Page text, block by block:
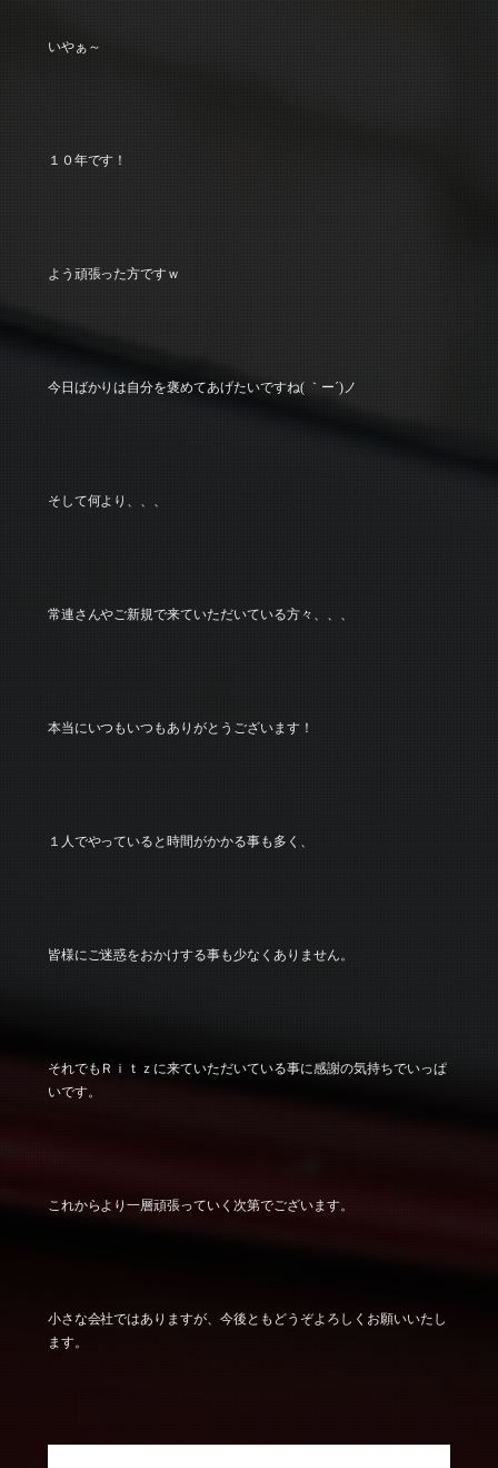
いやぁ～
１０年です！
よう頑張った方ですｗ
今日ばかりは自分を褒めてあげたいですね( ｀ー´)ノ
そして何より、、、
常連さんやご新規で来ていただいている方々、、、
本当にいつもいつもありがとうございます！
１人でやっていると時間がかかる事も多く、
皆様にご迷惑をおかけする事も少なくありません。
それでもＲｉｔｚに来ていただいている事に感謝の気持ちでいっぱ
いです。
これからより一層頑張っていく次第でございます。
小さな会社ではありますが、今後ともどうぞよろしくお願いいたし
ます。